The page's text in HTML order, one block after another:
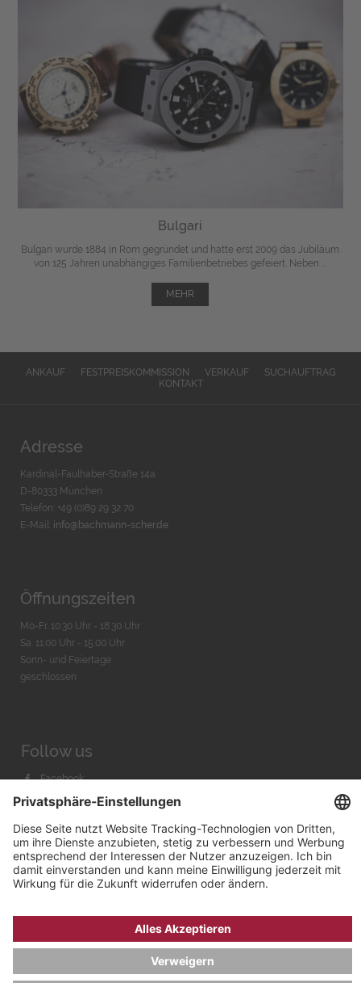
Bulgari
Bulgari wurde 1884 in Rom gegründet und hatte erst 2009 das Jubiläum
von 125 Jahren unabhängiges Familienbetriebes gefeiert. Neben ...
MEHR
ANKAUF FESTPREISKOMMISSION VERKAUF
SUCHAUFTRAG
KONTAKT
Adresse
Kardinal-Faulhaber-Straße 14a
D-80333 München
Telefon: +49 (0)89 29 32 70
E-Mail: info@bachmann-scher.de
Öffnungszeiten
Mo-Fr. 10:30 Uhr - 18:30 Uhr
Sa. 11:00 Uhr - 15.00 Uhr
Sonn- und Feiertage
geschlossen
Follow us
Facebook
Instagram
Youtube
Bachmann & Scher GmbH / Watchandco GmbH
DATENSCHUTZ IMPRESSUM
VERSANDKOSTEN